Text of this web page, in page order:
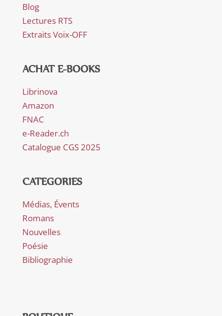
Blog
Lectures RTS
Extraits Voix-OFF
ACHAT E-BOOKS
Librinova
Amazon
FNAC
e-Reader.ch
Catalogue CGS 2025
CATEGORIES
Médias, Évents
Romans
Nouvelles
Poésie
Bibliographie